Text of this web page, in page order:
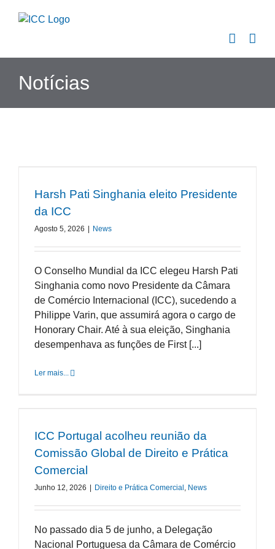
Notícias
Harsh Pati Singhania eleito Presidente
da ICC
Agosto 5, 2026 News
O Conselho Mundial da ICC elegeu Harsh Pati
Singhania como novo Presidente da Câmara
de Comércio Internacional (ICC), sucedendo a
Philippe Varin, que assumirá agora o cargo de
Honorary Chair. Até à sua eleição, Singhania
desempenhava as funções de First [...]
Ler mais...
ICC Portugal acolheu reunião da
Comissão Global de Direito e Prática
Comercial
Junho 12, 2026 Direito e Prática Comercial , News
No passado dia 5 de junho, a Delegação
Nacional Portuguesa da Câmara de Comércio